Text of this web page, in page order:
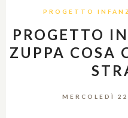
PROGETTO
PROGETTO
ZUPPA COSA
MERCOLEDÌ